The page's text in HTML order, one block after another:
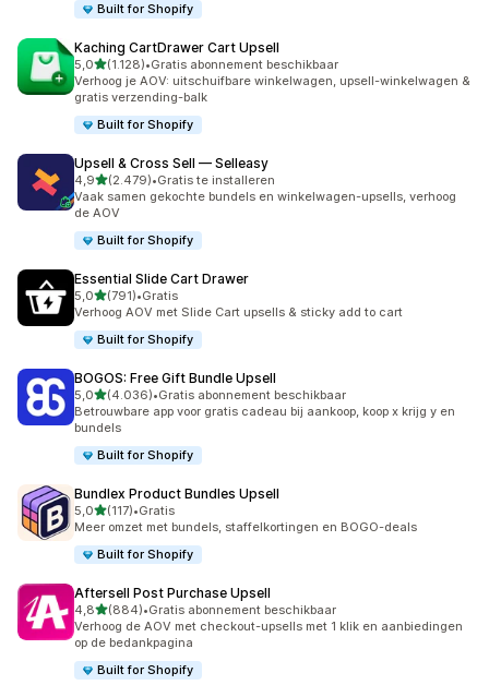
Built for Shopify
Kaching CartDrawer Cart Upsell
5,0van 5 sterren
(1.128)
1128 recensies in totaal
•Gratis abonnement beschikbaar
Verhoog je AOV: uitschuifbare winkelwagen, upsell-winkelwagen &
gratis verzending-balk
Built for Shopify
Upsell & Cross Sell — Selleasy
4,9van 5 sterren
(2.479)
2479 recensies in totaal
•Gratis te installeren
Vaak samen gekochte bundels en winkelwagen-upsells, verhoog
de AOV
Built for Shopify
Essential Slide Cart Drawer
5,0van 5 sterren
(791)
791 recensies in totaal
•Gratis
Verhoog AOV met Slide Cart upsells & sticky add to cart
Built for Shopify
BOGOS: Free Gift Bundle Upsell
5,0van 5 sterren
(4.036)
4036 recensies in totaal
•Gratis abonnement beschikbaar
Betrouwbare app voor gratis cadeau bij aankoop, koop x krijg y en
bundels
Built for Shopify
Bundlex Product Bundles Upsell
5,0van 5 sterren
(117)
117 recensies in totaal
•Gratis
Meer omzet met bundels, staffelkortingen en BOGO-deals
Built for Shopify
Aftersell Post Purchase Upsell
4,8van 5 sterren
(884)
884 recensies in totaal
•Gratis abonnement beschikbaar
Verhoog de AOV met checkout-upsells met 1 klik en aanbiedingen
op de bedankpagina
Built for Shopify